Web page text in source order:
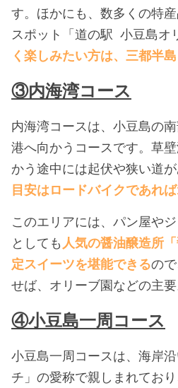
す。ほかにも、数多くの特
スポット「道の駅  小豆島オ
く楽しみたい方は、三都半
③内海湾コース
内海湾コースは、小豆島の
港へ向かうコースです。草
かう途中には起伏や狭い道
目安はロードバイクであれば
このエリアには、パン屋や
としても 人気の醤油醸造所
定スイーツを堪能できるの
せば、オリーブ園などの主
④小豆島一周コース
小豆島一周コースは、海岸
チ」の愛称で親しまれてお